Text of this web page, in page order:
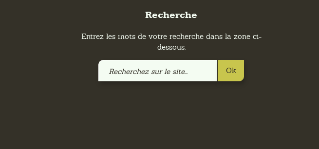
Recherche
Entrez les mots de votre recherche dans la zone ci-
dessous.
Recherchez
sur
Ok